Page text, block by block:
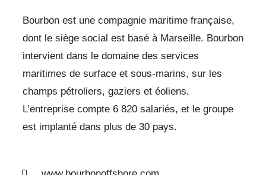
Bourbon est une compagnie maritime française,
dont le siège social est basé à Marseille. Bourbon
intervient dans le domaine des services
maritimes de surface et sous-marins, sur les
champs pétroliers, gaziers et éoliens.
L’entreprise compte 6 820 salariés, et le groupe
est implanté dans plus de 30 pays.